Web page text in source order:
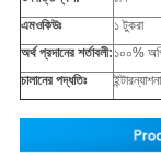
এমওকিউঃ
১ টুকরা
অর্থ প্রদানের শর্তাবলী: ১০০%
চালানের পদ্ধতিঃ